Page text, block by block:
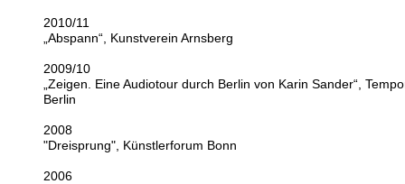
2010/11
„Abspann“, Kunstverein Arnsberg
2009/10
„Zeigen. Eine Audiotour durch Berlin von Karin Sander“,
Berlin
2008
"Dreisprung", Künstlerforum Bonn
2006